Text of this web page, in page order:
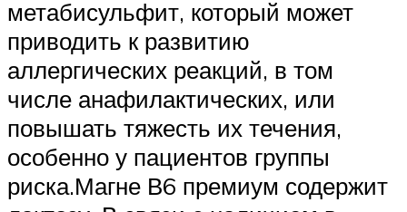
метабисульфит, который может
приводить к развитию
аллергических реакций, в том
числе анафилактических, или
повышать тяжесть их течения,
особенно у пациентов группы
риска.Магне В6 премиум содержит